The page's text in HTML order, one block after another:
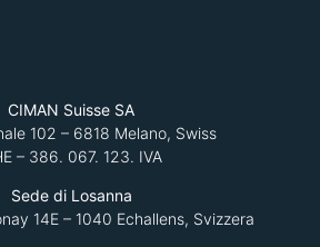
CIMAN Suisse SA
102 – 6818 Melano, Swiss
– 386. 067. 123. IVA
Sede di Losanna
14E – 1040 Echallens, Svizzera